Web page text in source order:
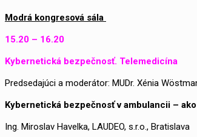
Modrá kongresová sála
15.20 – 16.20
Kybernetická bezpečnosť. Telemedicína
Predsedajúci a moderátor: MUDr. Xénia
Kybernetická bezpečnosť v ambulancii –
Ing. Miroslav Havelka, LAUDEO, s.r.o., Bratislava